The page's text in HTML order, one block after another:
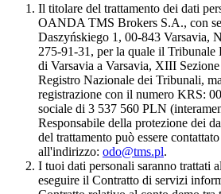
Il titolare del trattamento dei dati
OANDA TMS Brokers S.A., con
Daszyńskiego 1, 00-843 Varsavia,
275-91-31, per la quale il Tribunale
di Varsavia a Varsavia, XIII
Registro Nazionale dei Tribunali,
registrazione con il numero KRS:
sociale di 3 537 560 PLN
Responsabile della protezione dei
del trattamento può essere
all'indirizzo: odo@tms.pl.
I tuoi dati personali saranno trattati
eseguire il Contratto di servizi